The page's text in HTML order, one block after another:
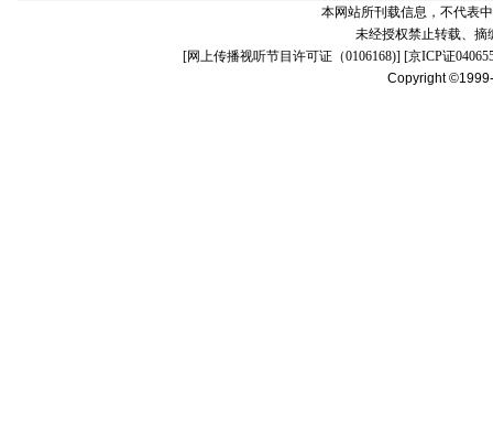
本网站所刊载信息，不代表
未经授权禁止转载、摘
[网上传播视听节目许可证（0106168)] [京ICP证
Copyright